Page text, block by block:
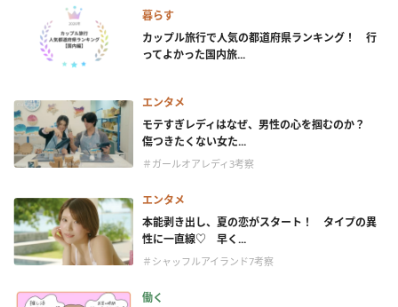
暮らす
カップル旅行で人気の都道府県ランキング！ 行
ってよかった国内旅...
エンタメ
モテすぎレディはなぜ、男性の心を掴むのか？
傷つきたくない女た...
＃ガールオアレディ3考察
エンタメ
本能剥き出し、夏の恋がスタート！ タイプの異
性に一直線♡ 早く...
＃シャッフルアイランド7考察
働く